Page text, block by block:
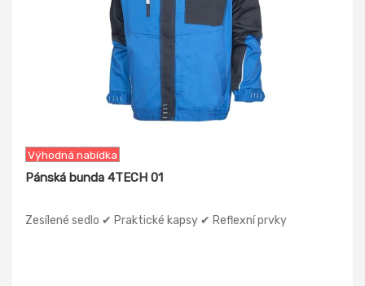
Výhodná nabídka
Pánská bunda 4TECH 01
Zesílené sedlo ✔ Praktické kapsy ✔ Reflexní prvky